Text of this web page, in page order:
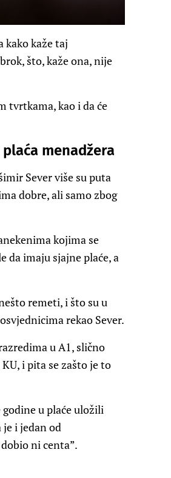
kako kaže taj
što, kaže ona, nije
tvrtkama, kao i da će
menadžera
Sever više su puta
dobre, ali samo zbog
kojima se
da imaju sjajne plaće, a
remeti, i što su u
rekao Sever.
u A1, slično
i pita se zašto je to
u plaće uložili
i jedan od
ni centa”.